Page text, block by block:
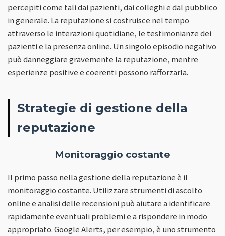
percepiti come tali dai pazienti, dai colleghi e dal pubblico
in generale. La reputazione si costruisce nel tempo
attraverso le interazioni quotidiane, le testimonianze dei
pazienti e la presenza online. Un singolo episodio negativo
può danneggiare gravemente la reputazione, mentre
esperienze positive e coerenti possono rafforzarla.
Strategie di gestione della
reputazione
Monitoraggio costante
Il primo passo nella gestione della reputazione è il
monitoraggio costante. Utilizzare strumenti di ascolto
online e analisi delle recensioni può aiutare a identificare
rapidamente eventuali problemi e a rispondere in modo
appropriato. Google Alerts, per esempio, è uno strumento